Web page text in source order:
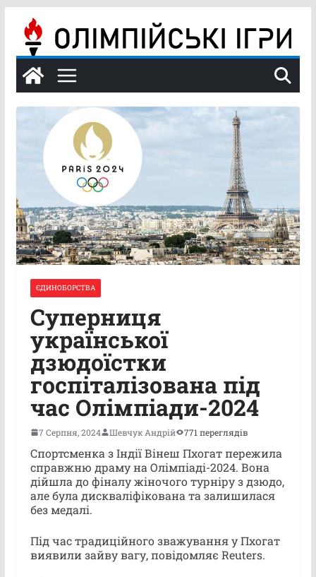
вмісту
ЄДИНОБОРСТВА
Суперниця
української
дзюдоїстки
госпіталізована під
час Олімпіади-2024
7 Серпня, 2024 Шевчук Андрій 771 переглядів
Спортсменка з Індії Вінеш Пхогат пережила
справжню драму на Олімпіаді-2024. Вона
дійшла до фіналу жіночого турніру з дзюдо,
але була дискваліфікована та залишилася
без медалі.
Під час традиційного зважування у Пхогат
виявили зайву вагу, повідомляє Reuters.